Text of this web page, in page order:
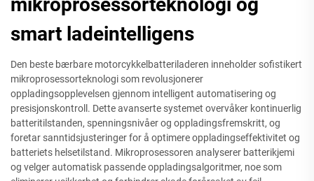
mikroprosessorteknologi og
smart ladeintelligens
Den beste bærbare motorcykkelbatteriladeren inneholder sofistikert
mikroprosessorteknologi som revolusjonerer
oppladingsopplevelsen gjennom intelligent automatisering og
presisjonskontroll. Dette avanserte systemet overvåker kontinuerlig
batteritilstanden, spenningsnivåer og oppladingsfremskritt, og
foretar sanntidsjusteringer for å optimere oppladingseffektivitet og
batteriets helsetilstand. Mikroprosessoren analyserer batterikjemi
og velger automatisk passende oppladingsalgoritmer, noe som